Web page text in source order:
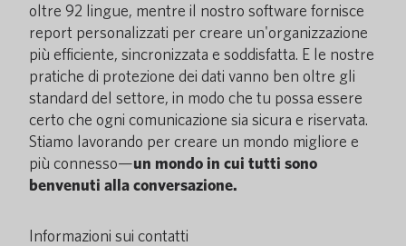
oltre 92 lingue, mentre il nostro software fornisce
report personalizzati per creare un'organizzazione
più efficiente, sincronizzata e soddisfatta. E le nostre
pratiche di protezione dei dati vanno ben oltre gli
standard del settore, in modo che tu possa essere
certo che ogni comunicazione sia sicura e riservata.
Stiamo lavorando per creare un mondo migliore e
più connesso—un mondo in cui tutti sono
benvenuti alla conversazione.
Informazioni sui contatti